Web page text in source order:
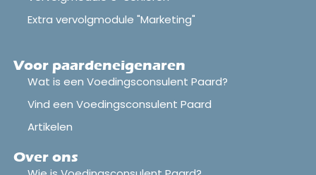
Extra vervolgmodule "Marketing"
Voor paardeneigenaren
Wat is een Voedingsconsulent Paard?
Vind een Voedingsconsulent Paard
Artikelen
Over ons